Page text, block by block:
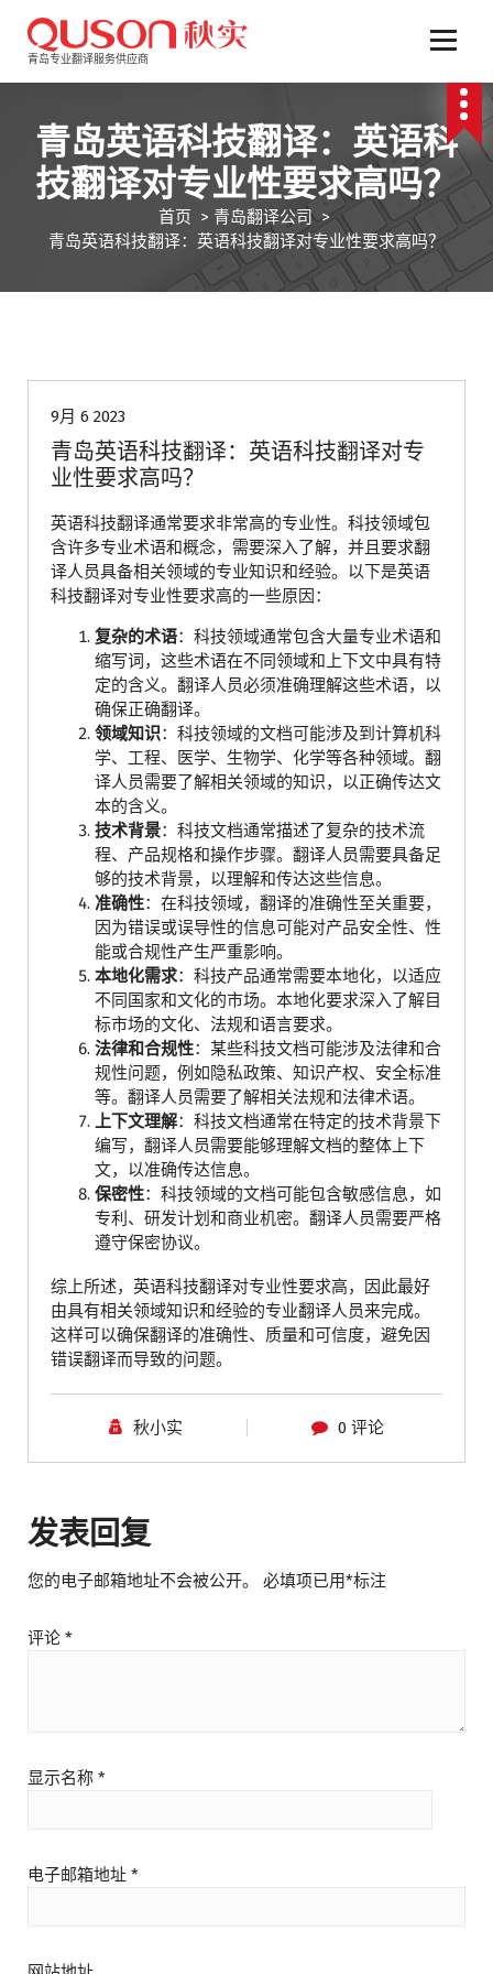
文
青岛专业翻译服务供应商
青岛英语科技翻译：英语科
技翻译对专业性要求高吗？
首页 > 青岛翻译公司>
青岛英语科技翻译：英语科技翻译对专业性要求高吗？
9月 6 2023
青岛英语科技翻译：英语科技翻译对专
业性要求高吗？
英语科技翻译通常要求非常高的专业性。科技领域包
含许多专业术语和概念，需要深入了解，并且要求翻
译人员具备相关领域的专业知识和经验。以下是英语
科技翻译对专业性要求高的一些原因：
复杂的术语：科技领域通常包含大量专业术语和
缩写词，这些术语在不同领域和上下文中具有特
定的含义。翻译人员必须准确理解这些术语，以
确保正确翻译。
领域知识：科技领域的文档可能涉及到计算机科
学、工程、医学、生物学、化学等各种领域。翻
译人员需要了解相关领域的知识，以正确传达文
本的含义。
技术背景：科技文档通常描述了复杂的技术流
程、产品规格和操作步骤。翻译人员需要具备足
够的技术背景，以理解和传达这些信息。
准确性：在科技领域，翻译的准确性至关重要，
因为错误或误导性的信息可能对产品安全性、性
能或合规性产生严重影响。
本地化需求：科技产品通常需要本地化，以适应
不同国家和文化的市场。本地化要求深入了解目
标市场的文化、法规和语言要求。
法律和合规性：某些科技文档可能涉及法律和合
规性问题，例如隐私政策、知识产权、安全标准
等。翻译人员需要了解相关法规和法律术语。
上下文理解：科技文档通常在特定的技术背景下
编写，翻译人员需要能够理解文档的整体上下
文，以准确传达信息。
保密性：科技领域的文档可能包含敏感信息，如
专利、研发计划和商业机密。翻译人员需要严格
遵守保密协议。
综上所述，英语科技翻译对专业性要求高，因此最好
由具有相关领域知识和经验的专业翻译人员来完成。
这样可以确保翻译的准确性、质量和可信度，避免因
错误翻译而导致的问题。
秋小实 0 评论
发表回复
您的电子邮箱地址不会被公开。 必填项已用*标注
评论 *
显示名称 *
电子邮箱地址 *